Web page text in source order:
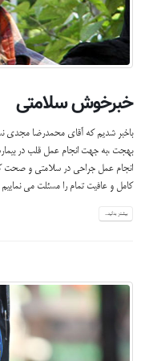
خبرخوش سلامتی
باخبر شدیم که آقای محمدرضا مجدی
بهجت ،به جهت انجام عمل قلب در
انجام عمل جراحی در سلامتی و صحت
کامل و عافیت تمام را مسئلت می
بیشتر بدانید...